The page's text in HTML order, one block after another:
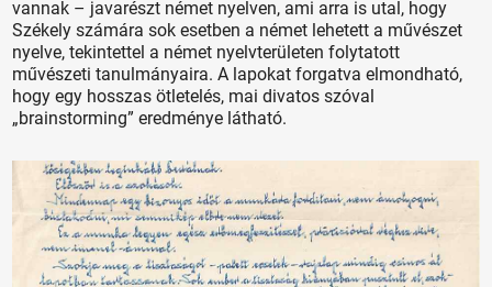
vannak – javarészt német nyelven, ami arra is utal, hogy
Székely számára sok esetben a német lehetett a művészet
nyelve, tekintettel a német nyelvterületen folytatott
művészeti tanulmányaira. A lapokat forgatva elmondható,
hogy egy hosszas ötletelés, mai divatos szóval
„brainstorming” eredménye látható.